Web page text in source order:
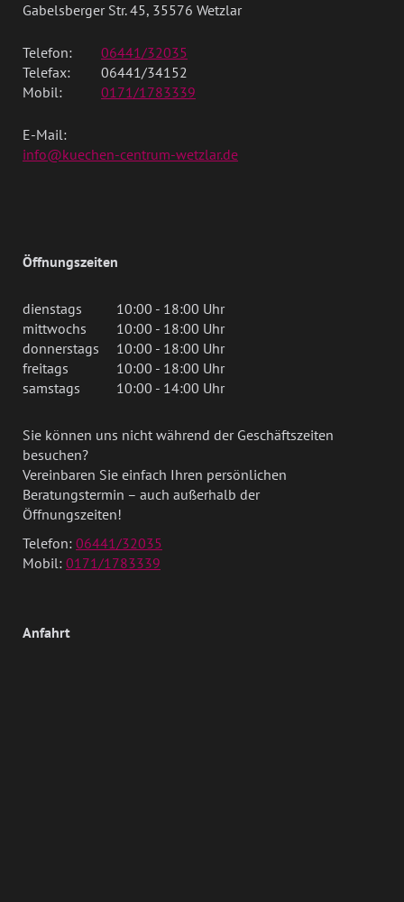
Gabelsberger Str. 45, 35576 Wetzlar
Telefon:
06441/32035
Telefax:
06441/34152
Mobil:
0171/1783339
E-Mail:
info@kuechen-centrum-wetzlar.de
Öffnungszeiten
dienstags
10:00 - 18:00 Uhr
mittwochs
10:00 - 18:00 Uhr
donnerstags
10:00 - 18:00 Uhr
freitags
10:00 - 18:00 Uhr
samstags
10:00 - 14:00 Uhr
Sie können uns nicht während der Geschäftszeiten
besuchen?
Vereinbaren Sie einfach Ihren persönlichen
Beratungstermin – auch außerhalb der
Öffnungszeiten!
Telefon: 06441/32035
Mobil: 0171/1783339
Anfahrt